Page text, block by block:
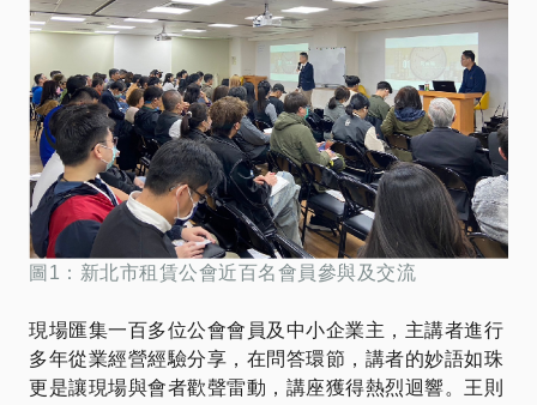
圖1：新北市租賃公會近百名會員參與及交流
現場匯集一百多位公會會員及中小企業主，主講者進行
多年從業經營經驗分享，在問答環節，講者的妙語如珠
更是讓現場與會者歡聲雷動，講座獲得熱烈迴響。王則